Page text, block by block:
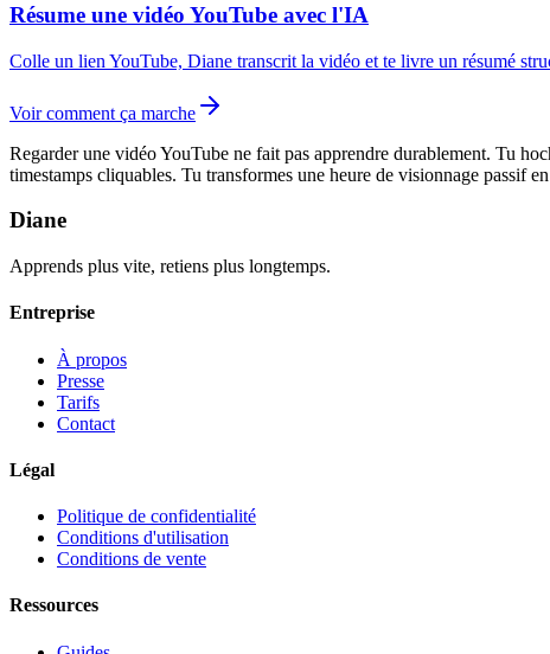
Résume une vidéo YouTube avec l'IA
Colle un lien YouTube, Diane transcrit la vidéo et te livre un résumé
Voir comment ça marche
Regarder une vidéo YouTube ne fait pas apprendre durablement. Tu
timestamps cliquables. Tu transformes une heure de visionnage passif
Diane
Apprends plus vite, retiens plus longtemps.
Entreprise
À propos
Presse
Tarifs
Contact
Légal
Politique de confidentialité
Conditions d'utilisation
Conditions de vente
Ressources